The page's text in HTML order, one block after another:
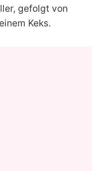
gefolgt von
Keks.